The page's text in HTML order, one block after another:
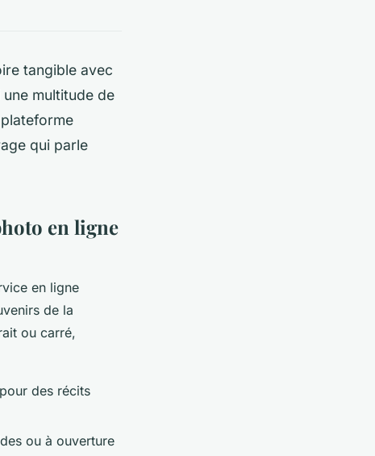
tangible avec
multitude de
qui parle
en ligne
en ligne
de la
ou carré,
des récits
ou à ouverture